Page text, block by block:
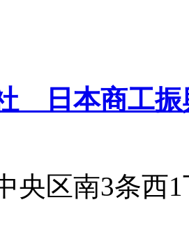
日本商工振
央区南3条西